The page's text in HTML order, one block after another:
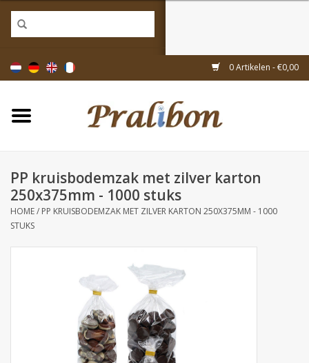
0 Artikelen - €0,00
Home
Doosjes
Linten & decoratie
Geschenkartikelen
PP kruisbodemzak met zilver karton
250x375mm - 1000 stuks
HOME/ PP KRUISBODEMZAK MET ZILVER KARTON 250X375MM - 1000
STUKS